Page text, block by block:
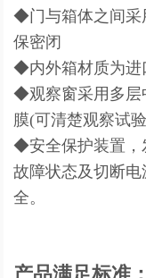
◆门与箱体之间采
保密闭
◆内外箱材质为进
◆观察窗采用多层
膜(可清楚观察试
◆安全保护装置，
故障状态及切断
全。